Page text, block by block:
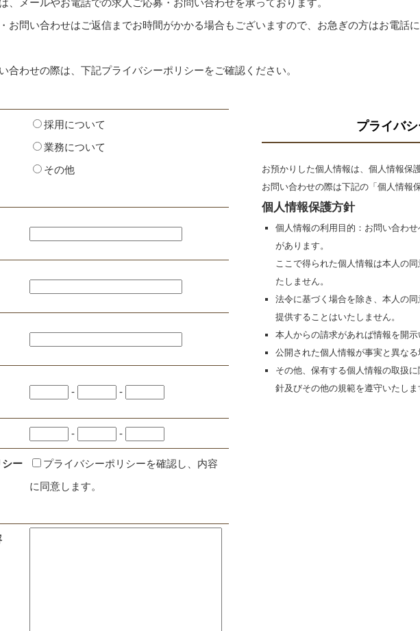
、メールやお電話での求人ご応募・お問い合わせを承っております。
お問い合わせはご返信までお時間がかかる場合もございますので、お急ぎの方はお電話
合わせの際は、下記プライバシーポリシーをご確認ください。
採用について
業務について
その他
- -
- -
シー
プライバシーポリシーを確認し、内容
に同意します。
プライバ
お預かりした個人情報は、個人情報保
お問い合わせの際は下記の「個人情報
個人情報保護方針
個人情報の利用目的：お問い合わ
があります。
ここで得られた個人情報は本人の
たしません。
法令に基づく場合を除き、本人の
提供することはいたしません。
本人からの請求があれば情報を開示
公開された個人情報が事実と異なる
その他、保有する個人情報の取扱
針及びその他の規範を遵守いたしま